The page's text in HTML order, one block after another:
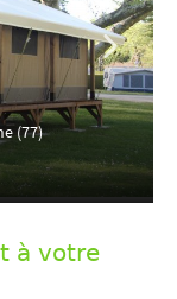
(77)
à votre